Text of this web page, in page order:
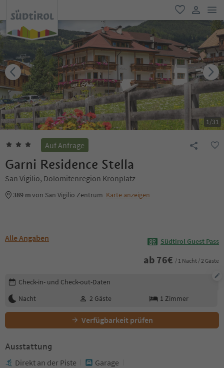
favorit
user link
1/31
Auf Anfrage
Garni Residence Stella
San Vigilio, Dolomitenregion Kronplatz
389 mvon San Vigilio Zentrum Karte anzeigen
Alle Angaben Südtirol Guest Pass
ab 76€ / 1 Nacht / 2 Gäste
Buchungsdetails bearbeiten
Check-in- und Check-out-Daten
Nacht
2 Gäste 1 Zimmer
Verfügbarkeit prüfen
Ausstattung
Direkt an der Piste
Garage